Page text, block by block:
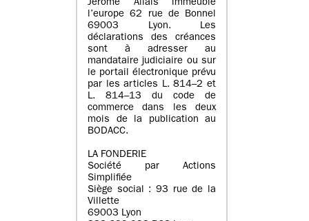
Jérôme Allais immeuble
l’europe 62 rue de Bonnel
69003 Lyon. Les
déclarations des créances
sont à adresser au
mandataire judiciaire ou sur
le portail électronique prévu
par les articles L. 814–2 et
L. 814–13 du code de
commerce dans les deux
mois de la publication au
BODACC.
LA FONDERIE
Société par Actions
Simplifiée
Siège social : 93 rue de la
Villette
69003 Lyon